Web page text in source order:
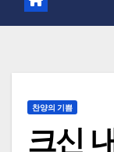
찬양의 기쁨
크신